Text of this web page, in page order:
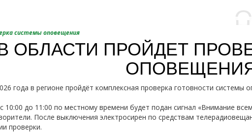
-
-
-
-
-
системы оповещения
ОБЛАСТИ ПРОЙДЕТ
года в регионе пройдёт комплексная проверка готовности системы
10:00 до 11:00 по местному времени будет подан сигнал «Внимание
После выключения электросирен по средствам
проверки.